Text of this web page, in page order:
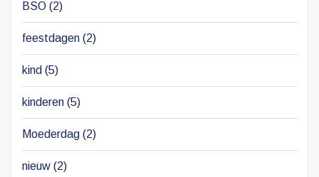
BSO (2)
feestdagen (2)
kind (5)
kinderen (5)
Moederdag (2)
nieuw (2)